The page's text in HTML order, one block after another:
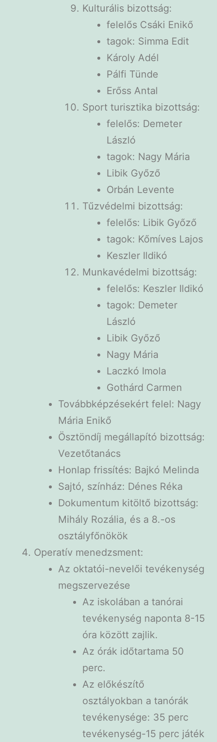
Kulturális bizottság:
felelős Csáki Enikő
tagok: Simma Edit
Károly Adél
Pálfi Tünde
Erőss Antal
Sport turisztika bizottság:
felelős: Demeter
László
tagok: Nagy Mária
Libik Győző
Orbán Levente
Tűzvédelmi bizottság:
felelős: Libik Győző
tagok: Kőmíves Lajos
Keszler Ildikó
Munkavédelmi bizottság:
felelős: Keszler Ildikó
tagok: Demeter
László
Libik Győző
Nagy Mária
Laczkó Imola
Gothárd Carmen
Továbbképzésekért felel: Nagy
Mária Enikő
Ösztöndíj megállapító bizottság:
Vezetőtanács
Honlap frissítés: Bajkó Melinda
Sajtó, színház: Dénes Réka
Dokumentum kitöltő bizottság:
Mihály Rozália, és a 8.-os
osztályfőnökök
Operatív menedzsment:
Az oktatói-nevelői tevékenység
megszervezése
Az iskolában a tanórai
tevékenység naponta 8-15
óra között zajlik.
Az órák időtartama 50
perc.
Az előkészítő
osztályokban a tanórák
tevékenysége: 35 perc
tevékenység-15 perc játék